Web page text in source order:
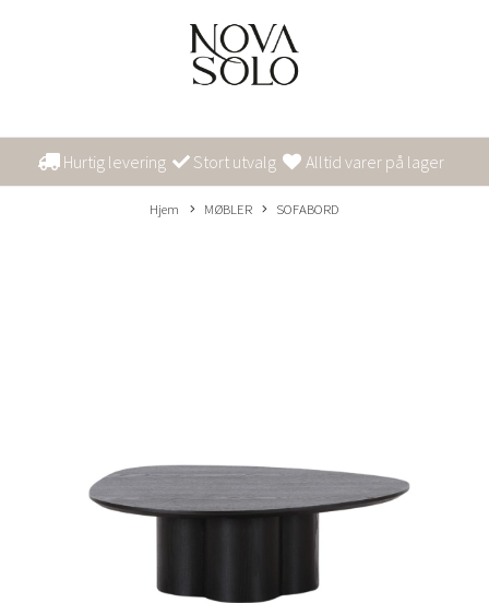
Hurtig levering Stort utvalg Alltid varer på lager
Hjem MØBLER SOFABORD